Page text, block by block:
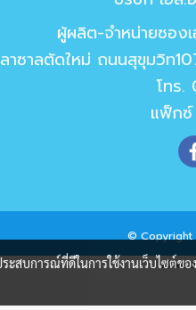
ผู้ผลิต-จำหน่ายซอง
ซาลตัดใหม่ ถนนสุขุมวิท
โทร.
แฟ็ก
© Copyright
สบการณ์ที่ดีในการใช้งานเว็บไซต์ข